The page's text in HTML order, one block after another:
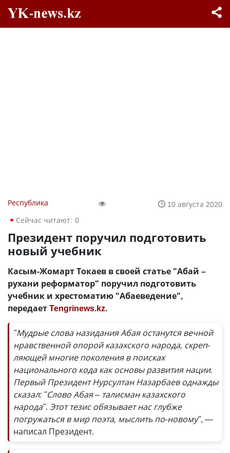
Республика
10 августа 2020
Сейчас читают: 0
Президент поручил подготовить
новый учебник
Касым-Жомарт Токаев в своей статье "Абай –
рухани реформатор" поручил подготовить
учебник и хрестоматию "Абаеведение",
передаетTengrinews.kz.
"Мудрые слова назидания Абая останутся вечной
нравственной опорой казахского народа, скреп­
ляющей многие поколения в поис­ках
национального кода как основы развития нации.
Первый Президент Нурсултан Назарбаев однажды
сказал: "Слово Абая – талисман казахского
народа". Этот тезис обязывает нас глубже
погружаться в мир поэта, мыслить по-новому", —
написал Президент.